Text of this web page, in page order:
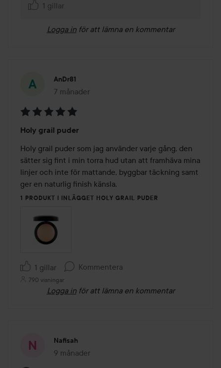
1 gillar
Logga in för att lämna en kommentar
AnDr81
7 månader
Inlägget skapades 7 månader
5
av
5
Holy grail puder
Holy grail puder som jag använder varje gång, den
sätter sig fint i min torra hud utan att framhäva mina
linjer och inte för mattande, byggbar täckning samt
ger en naturlig finish känsla.
1 PRODUKT I INLÄGGET HOLY GRAIL PUDER
1 gillar Kommentera
790 visningar
Logga in för att lämna en kommentar
Nafisah
9 månader
Inlägget skapades 9 månader